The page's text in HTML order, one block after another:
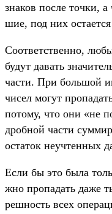
зна­ков пос­ле точ­ки,
шие, под них
Со­ответс­твен­но,
будут давать
час­ти. При боль­шой
чисел могут
потому, что они «не
дроб­ной час­ти
оста­ток неуч­тенных
Ес­ли бы это была
жно про­падать даже
решность всех